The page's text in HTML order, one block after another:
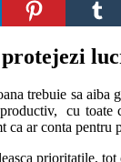
trebuie sa
cu
ca ar conta
prioritatile,